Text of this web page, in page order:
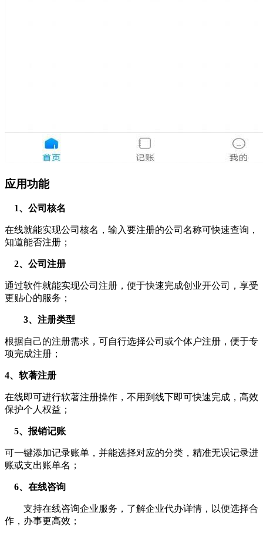
应用功能
1、公司核名
在线就能实现公司核名，输入要注册的公司名称可快速查询，
知道能否注册；
2、公司注册
通过软件就能实现公司注册，便于快速完成创业开公司，享受
更贴心的服务；
3、注册类型
根据自己的注册需求，可自行选择公司或个体户注册，便于专
项完成注册；
4、软著注册
在线即可进行软著注册操作，不用到线下即可快速完成，高效
保护个人权益；
5、报销记账
可一键添加记录账单，并能选择对应的分类，精准无误记录进
账或支出账单名；
6、在线咨询
支持在线咨询企业服务，了解企业代办详情，以便选择合
作，办事更高效；